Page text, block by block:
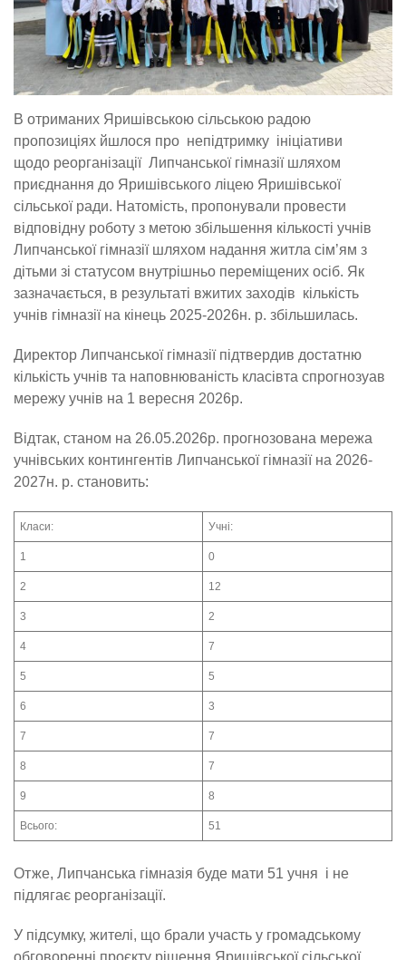
В отриманих Яришівською сільською радою
пропозиціях йшлося про непідтримку ініціативи
щодо реорганізації Липчанської гімназії шляхом
приєднання до Яришівського ліцею Яришівської
сільської ради. Натомість, пропонували провести
відповідну роботу з метою збільшення кількості учнів
Липчанської гімназії шляхом надання житла сім’ям з
дітьми зі статусом внутрішньо переміщених осіб. Як
зазначається, в результаті вжитих заходів кількість
учнів гімназії на кінець 2025-2026н. р. збільшилась.
Директор Липчанської гімназії підтвердив достатню
кількість учнів та наповнюваність класівта спрогнозуав
мережу учнів на 1 вересня 2026р.
Відтак, станом на 26.05.2026р. прогнозована мережа
учнівських контингентів Липчанської гімназії на 2026-
2027н. р. становить:
Класи: Учні:
1 0
2 12
3 2
4 7
5 5
6 3
7 7
8 7
9 8
Всього: 51
Отже, Липчанська гімназія буде мати 51 учня і не
підлягає реорганізації.
У підсумку, жителі, що брали участь у громадському
обговоренні проєкту рішення Яришівської сільської